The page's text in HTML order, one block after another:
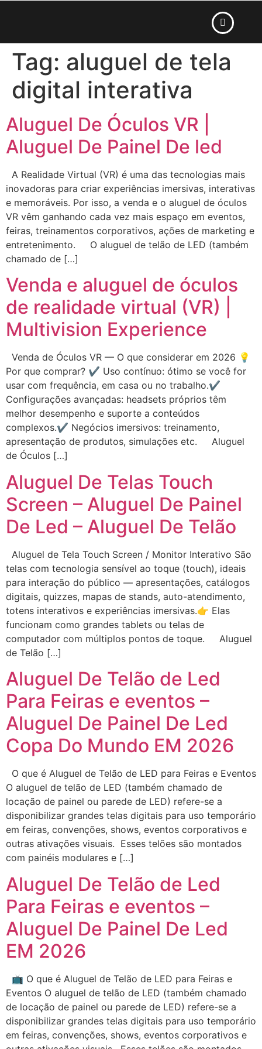
Tag: aluguel de tela
digital interativa
Aluguel De Óculos VR |
Aluguel De Painel De led
A Realidade Virtual (VR) é uma das tecnologias mais
inovadoras para criar experiências imersivas, interativas
e memoráveis. Por isso, a venda e o aluguel de óculos
VR vêm ganhando cada vez mais espaço em eventos,
feiras, treinamentos corporativos, ações de marketing e
entretenimento. O aluguel de telão de LED (também
chamado de […]
Venda e aluguel de óculos
de realidade virtual (VR) |
Multivision Experience
Venda de Óculos VR — O que considerar em 2026 💡
Por que comprar? ✔ Uso contínuo: ótimo se você for
usar com frequência, em casa ou no trabalho.✔
Configurações avançadas: headsets próprios têm
melhor desempenho e suporte a conteúdos
complexos.✔ Negócios imersivos: treinamento,
apresentação de produtos, simulações etc. Aluguel
de Óculos […]
Aluguel De Telas Touch
Screen – Aluguel De Painel
De Led – Aluguel De Telão
Aluguel de Tela Touch Screen / Monitor Interativo São
telas com tecnologia sensível ao toque (touch), ideais
para interação do público — apresentações, catálogos
digitais, quizzes, mapas de stands, auto-atendimento,
totens interativos e experiências imersivas.👉 Elas
funcionam como grandes tablets ou telas de
computador com múltiplos pontos de toque. Aluguel
de Telão […]
Aluguel De Telão de Led
Para Feiras e eventos –
Aluguel De Painel De Led
Copa Do Mundo EM 2026
O que é Aluguel de Telão de LED para Feiras e Eventos
O aluguel de telão de LED (também chamado de
locação de painel ou parede de LED) refere-se a
disponibilizar grandes telas digitais para uso temporário
em feiras, convenções, shows, eventos corporativos e
outras ativações visuais. Esses telões são montados
com painéis modulares e […]
Aluguel De Telão de Led
Para Feiras e eventos –
Aluguel De Painel De Led
EM 2026
📺 O que é Aluguel de Telão de LED para Feiras e
Eventos O aluguel de telão de LED (também chamado
de locação de painel ou parede de LED) refere-se a
disponibilizar grandes telas digitais para uso temporário
em feiras, convenções, shows, eventos corporativos e